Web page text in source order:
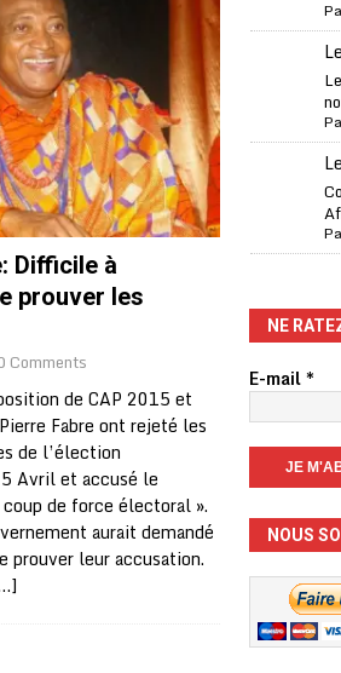
sa présence à la fête nationale
A LA
jours de congés en Grèce
A LA UNE
de loterie gagnant que son propriétaire avait
enregistre 99% de couverture
A LA UNE
contre-courant
à la tête de la FIFA
Aliko Dangote
financière
ECONOMIE
visé par une plainte d’une asso
Difficile à
prouver les
Comments
de CAP 2015 et
Fabre ont rejeté les
de l’élection
Avril et accusé le
de force électoral ».
aurait demandé
prouver leur accusation.
NE
E-mail*
NOUS